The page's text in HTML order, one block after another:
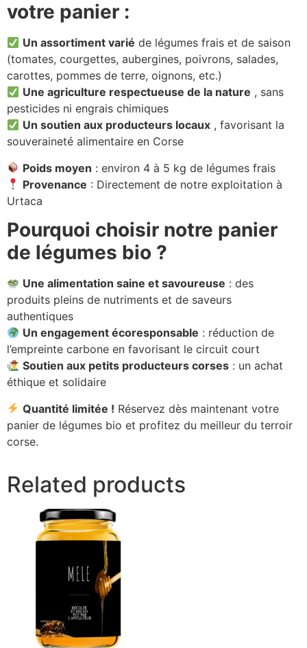
votre panier :
Un assortiment varié de légumes frais et de saison
(tomates, courgettes, aubergines, poivrons, salades,
carottes, pommes de terre, oignons, etc.)
Une agriculture respectueuse de la nature , sans
pesticides ni engrais chimiques
Un soutien aux producteurs locaux , favorisant la
souveraineté alimentaire en Corse
Poids moyen : environ 4 à 5 kg de légumes frais
Provenance : Directement de notre exploitation à
Urtaca
Pourquoi choisir notre panier
de légumes bio ?
Une alimentation saine et savoureuse : des
produits pleins de nutriments et de saveurs
authentiques
Un engagement écoresponsable : réduction de
l’empreinte carbone en favorisant le circuit court
Soutien aux petits producteurs corses : un achat
éthique et solidaire
Quantité limitée ! Réservez dès maintenant votre
panier de légumes bio et profitez du meilleur du terroir
corse.
Related products